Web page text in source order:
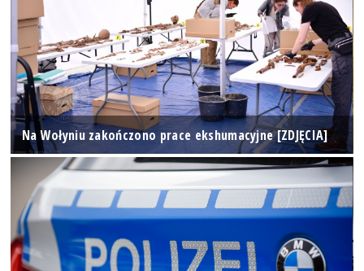
Na Wołyniu zakończono prace ekshumacyjne [ZDJĘCIA]